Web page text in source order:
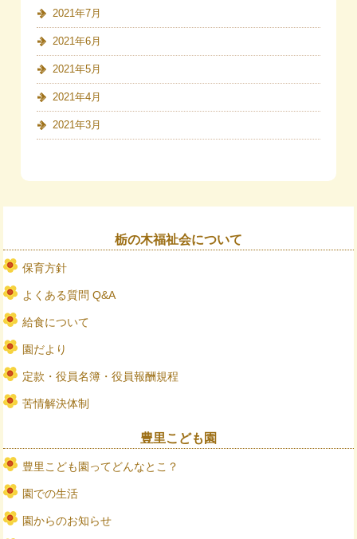
2021年7月
2021年6月
2021年5月
2021年4月
2021年3月
栃の木福祉会について
保育方針
よくある質問 Q&A
給食について
園だより
定款・役員名簿・役員報酬規程
苦情解決体制
豊里こども園
豊里こども園ってどんなとこ？
園での生活
園からのお知らせ